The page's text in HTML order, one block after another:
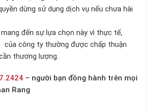
dừng sử dụng dịch vụ nếu chưa hài
đến sự lựa chọn này vì thực tế,
của công ty thường được chấp thuận
thương lượng.
– người bạn đồng hành trên mọi
Rang